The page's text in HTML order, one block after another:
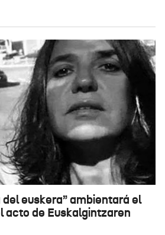
euskera” ambientará el
acto de Euskalgintzaren